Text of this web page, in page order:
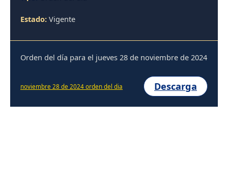
Estado: Vigente
Orden del día para el jueves 28 de noviembre de 2024
noviembre 28 de 2024 orden del dia Descarga